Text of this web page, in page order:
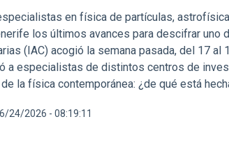
en física de partículas,
los últimos avances para descifrar
(IAC) acogió la semana pasada, del 17 al
a especialistas de distintos centros de
la física contemporánea: ¿de qué está
24/2026 - 08:19:11